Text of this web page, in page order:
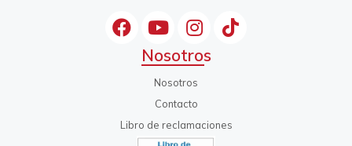
Nosotros
Nosotros
Contacto
Libro de reclamaciones